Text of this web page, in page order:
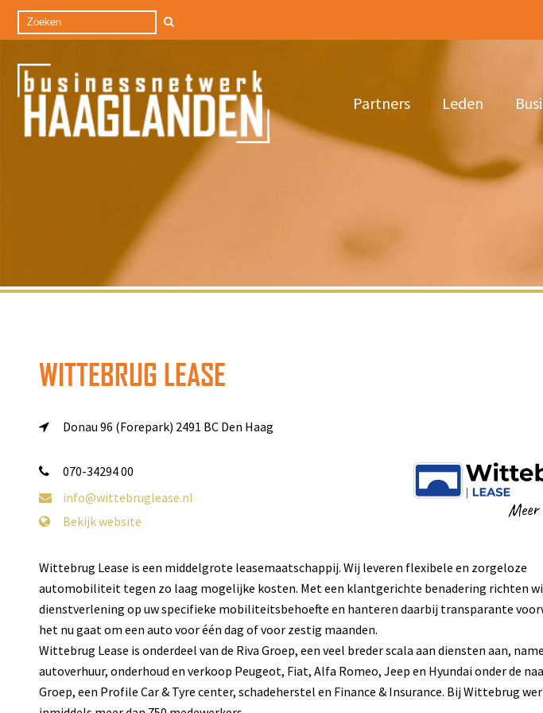
Partners Leden
WITTEBRUG LEASE
Donau 96 (Forepark) 2491 BC Den Haag
070-34294 00
info@wittebruglease.nl
Bekijk website
Wittebrug Lease is een middelgrote leasemaatschappij. Wij leveren flexibele en zorgeloze
automobiliteit tegen zo laag mogelijke kosten. Met een klantgerichte benadering richten
dienstverlening op uw specifieke mobiliteitsbehoefte en hanteren daarbij transparante
het nu gaat om een auto voor één dag of voor zestig maanden.
Wittebrug Lease is onderdeel van de Riva Groep, een veel breder scala aan diensten aan,
autoverhuur, onderhoud en verkoop Peugeot, Fiat, Alfa Romeo, Jeep en Hyundai onder de
Groep, een Profile Car & Tyre center, schadeherstel en Finance & Insurance. Bij Wittebrug